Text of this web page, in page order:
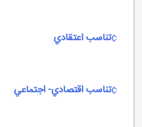
تناسب اعتقادي
تناسب اقتصادي- اجتماعي